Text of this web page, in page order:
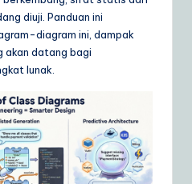
diuji. Panduan ini
diagram ini, dampak
akan datang bagi
lunak.